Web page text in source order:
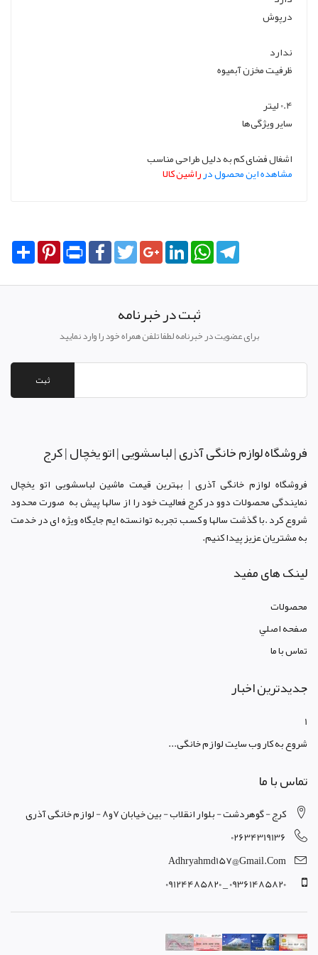
درپوش
ندارد
ظرفیت مخزن آبمیوه
0.4 لیتر
سایر ویژگی‌ها
اشغال فضای کم به دلیل طراحی مناسب
مشاهده این محصول درراشین کالا
Share PinterestPrint FacebookTwitterGoogle+LinkedInWhatsApp
ثبت در خبرنامه
برای عضویت در خبرنامه لطفا تلفن همراه خود را وارد نمایید
ثبت
فروشگاه لوازم خانگی آذری | لباسشویی | اتو یخچال | کرج
فروشگاه لوازم خانگی آذری | بهترین قیمت ماشین لباسشویی اتو یخچال
نمایندگی محصولات دوو در کرجفعالیت خود را از سالها پیش به صورت محدود
شروع کرد .با گذشت سالها و کسب تجربه توانسته ایم جایگاه ویژه ای در خدمت
به مشتریان عزیز پیدا کنیم.
لینک های مفید
محصولات
صفحه اصلي
تماس با ما
جدیدترین اخبار
1
شروع به کار وب سایت لوازم خانگی...
تماس با ما
کرج - گوهردشت - بلوار انقلاب - بین خیابان 7و8 - لوازم خانگی آذری
02634319136
Adhryahmd157@gmail.com
09361485820 _ 09124485820